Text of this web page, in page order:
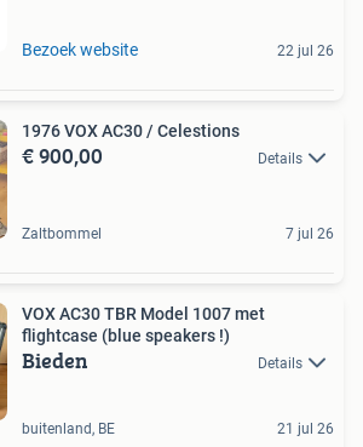
Bezoek website 22 jul 26
1976 VOX AC30 / Celestions
€ 900,00 Details
Zaltbommel 7 jul 26
VOX AC30 TBR Model 1007 met
flightcase (blue speakers !)
Bieden Details
buitenland, BE 21 jul 26